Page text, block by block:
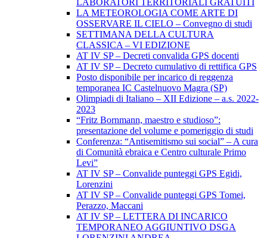
LABORATORI TERRITORIALI GRATUITI
LA METEOROLOGIA COME ARTE DI
OSSERVARE IL CIELO – Convegno di studi
SETTIMANA DELLA CULTURA
CLASSICA – VI EDIZIONE
AT IV SP – Decreti convalida GPS docenti
AT IV SP – Decreto cumulativo di rettifica GPS
Posto disponibile per incarico di reggenza
temporanea IC Castelnuovo Magra (SP)
Olimpiadi di Italiano – XII Edizione – a.s. 2022-
2023
“Fritz Bornmann, maestro e studioso”:
presentazione del volume e pomeriggio di studi
Conferenza: “Antisemitismo sui social” – A cura
di Comunità ebraica e Centro culturale Primo
Levi”
AT IV SP – Convalide punteggi GPS Egidi,
Lorenzini
AT IV SP – Convalide punteggi GPS Tomei,
Perazzo, Maccani
AT IV SP – LETTERA DI INCARICO
TEMPORANEO AGGIUNTIVO DSGA